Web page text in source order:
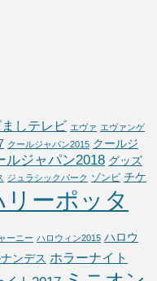
しテレビ エヴァ エヴァンゲ
クールジャパン2015 クールジ
ルジャパン2018 グッズ
ジュラシックパーク ゾンビ チケ
リーポッタ
ーニー ハロウィン2015 ハロウ
ンデス ホラーナイト